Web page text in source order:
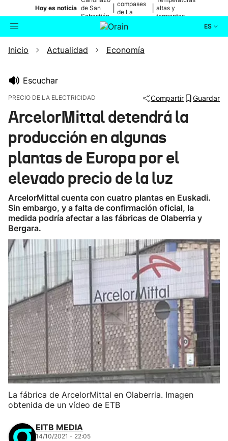
Hoy es noticia de San
Sebastián
compases
de La
altas y
tormentas
ES
Buscador Actualidad
Ikusmiran
Eguraldia
Inicio Actualidad Economía
Escuchar
PRECIO DE LA ELECTRICIDAD Compartir Guardar
ArcelorMittal detendrá la
producción en algunas
plantas de Europa por el
elevado precio de la luz
ArcelorMittal cuenta con cuatro plantas en Euskadi.
Sin embargo, y a falta de confirmación oficial, la
medida podría afectar a las fábricas de Olaberria y
Bergara.
La fábrica de ArcelorMittal en Olaberria. Imagen
obtenida de un vídeo de ETB
EITB MEDIA
14/10/2021 - 22:05